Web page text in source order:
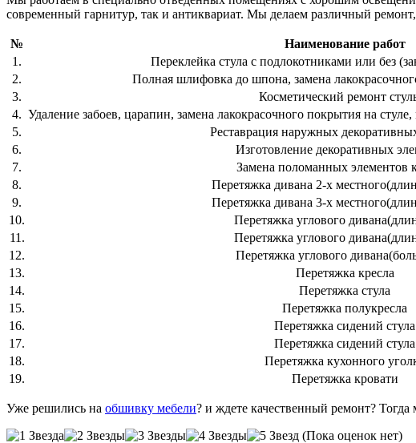
современный гарнитур, так и антиквариат. Мы делаем различный
№ Наименование работ
1.
Переклейка стула с подлокотниками или без
2.
Полная шлифовка до шпона, замена
3.
Косметический ремонт
4. Удаление забоев, царапин, замена лакокрасочного покрытия на
5.
Реставрация наружных
6.
Изготовление декоративных
7.
Замена поломанных элементов
8.
Перетяжка дивана 2-х
9.
Перетяжка дивана 3-х
10.
Перетяжка углового
11.
Перетяжка углового
12.
Перетяжка углового
13.
Перетяжка кресла
14.
Перетяжка стула
15.
Перетяжка полукресла
16.
Перетяжка сидений стула
17.
Перетяжка сидений стула
18.
Перетяжка кухонного
19.
Перетяжка кровати
Уже решились на обшивку мебели? и ждете качественный ремонт?
(Пока оценок нет)